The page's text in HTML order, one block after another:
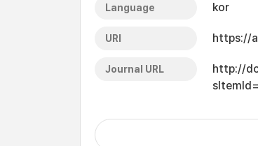
Language kor
URI https://
Journal URL
http://